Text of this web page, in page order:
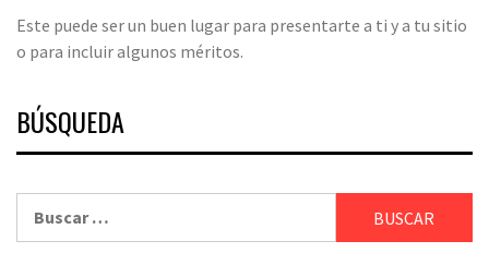
Este puede ser un buen lugar para presentarte a ti y a tu sitio
o para incluir algunos méritos.
BÚSQUEDA